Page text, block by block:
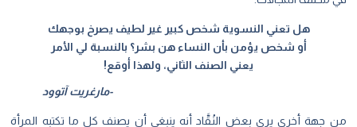
هل تعني النسوية شخص كبير غير لطيف يصرخ بوجهك
أو شخص يؤمن بأن النساء هن بشر؟ بالنسبة لي الأمر
يعني الصنف الثاني، ولهذا أوقع!
-مارغريت آتوود
من جهة أخرى يرى بعض النُقَّاد أنه ينبغي أن يصنف كل ما تكتبه المرأة